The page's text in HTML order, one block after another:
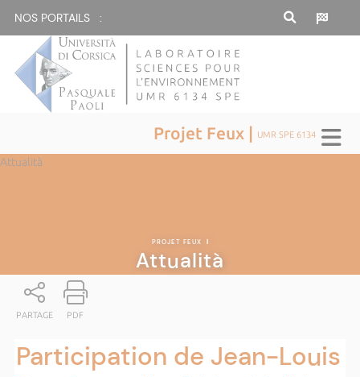
NOS PORTAILS :
Projet Feux | UMR SPE 6134
Attualità
PROJET FEUX |
Attualità
PARTAGE PDF
Participation de Jean-Louis